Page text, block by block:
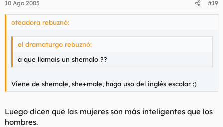
10 Ago 2005 #19
oteadora rebuznó:
el dramaturgo rebuznó:
a que llamais un shemalo ??
Viene de shemale, she+male, haga uso del inglés escolar :)
Luego dicen que las mujeres son más inteligentes que los
hombres.